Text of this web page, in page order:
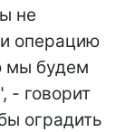
не
операцию
мы будем
- говорит
оградить